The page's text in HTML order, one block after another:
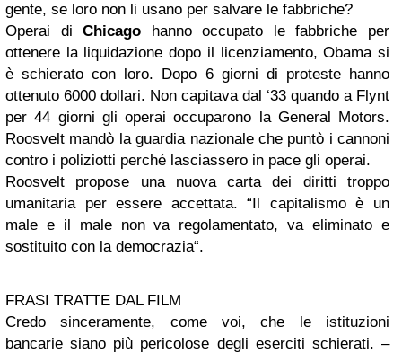
gente, se loro non li usano per salvare le fabbriche?
Operai diChicago hanno occupato le fabbriche per
ottenere la liquidazione dopo il licenziamento, Obama si
è schierato con loro. Dopo 6 giorni di proteste hanno
ottenuto 6000 dollari. Non capitava dal ‘33 quando a Flynt
per 44 giorni gli operai occuparono la General Motors.
Roosvelt mandò la guardia nazionale che puntò i cannoni
contro i poliziotti perché lasciassero in pace gli operai.
Roosvelt propose una nuova carta dei diritti troppo
umanitaria per essere accettata. “Il capitalismo è un
male e il male non va regolamentato, va eliminato e
sostituito con la democrazia“.
FRASI TRATTE DAL FILM
Credo sinceramente, come voi, che le istituzioni
bancarie siano più pericolose degli eserciti schierati. –